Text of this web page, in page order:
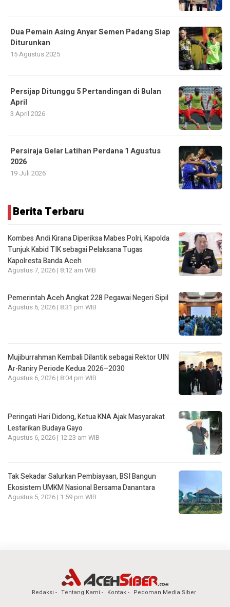
Dua Pemain Asing Anyar Semen Padang Siap
Diturunkan
15 Agustus 2025
Persijap Ditunggu 5 Pertandingan di Bulan
April
3 April 2026
Persiraja Gelar Latihan Perdana 1 Agustus
2026
19 Juli 2026
Berita Terbaru
Kombes Andi Kirana Diperiksa Mabes Polri, Kapolda
Tunjuk Kabid TIK sebagai Pelaksana Tugas
Kapolresta Banda Aceh
Agustus 7, 2026 | 8:12 am WIB
Pemerintah Aceh Angkat 228 Pegawai Negeri Sipil
Agustus 6, 2026 | 8:31 pm WIB
Mujiburrahman Kembali Dilantik sebagai Rektor UIN
Ar-Raniry Periode Kedua 2026–2030
Agustus 6, 2026 | 8:04 pm WIB
Peringati Hari Didong, Ketua KNA Ajak Masyarakat
Lestarikan Budaya Gayo
Agustus 6, 2026 | 12:23 am WIB
Tak Sekadar Salurkan Pembiayaan, BSI Bangun
Ekosistem UMKM Nasional Bersama Danantara
Agustus 5, 2026 | 1:59 pm WIB
Redaksi Tentang Kami Kontak Pedoman Media Siber